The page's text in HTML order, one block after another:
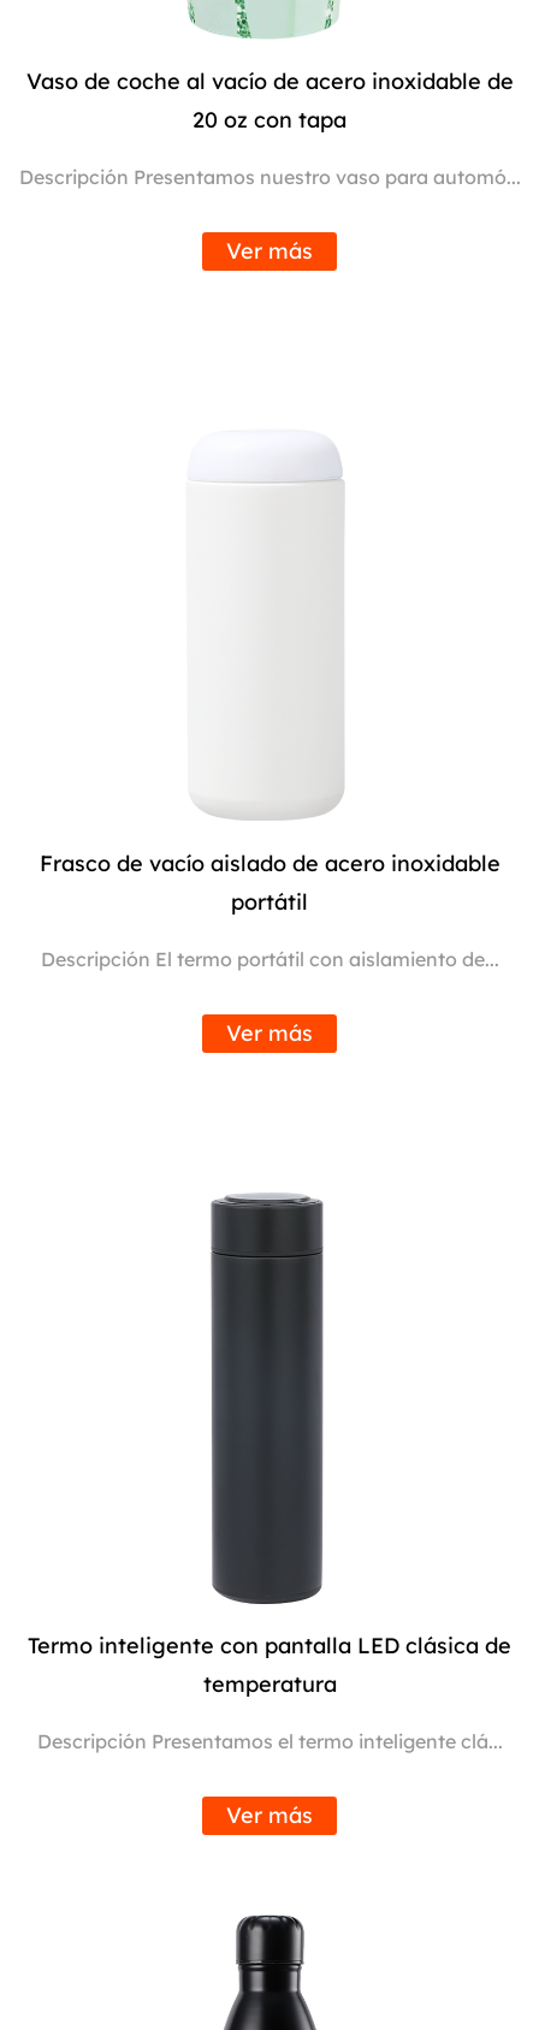
Vaso de coche al vacío de acero inoxidable de
20 oz con tapa
Descripción Presentamos nuestro vaso para automó...
Ver más
Frasco de vacío aislado de acero inoxidable
portátil
Descripción El termo portátil con aislamiento de...
Ver más
Termo inteligente con pantalla LED clásica de
temperatura
Descripción Presentamos el termo inteligente clá...
Ver más